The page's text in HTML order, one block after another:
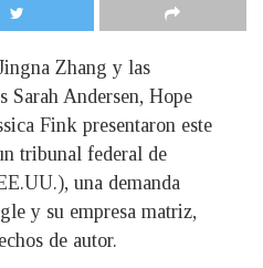
Zhang y las
Sarah Andersen, Hope
Fink presentaron este
tribunal federal de
una demanda
y su empresa matriz,
de autor.